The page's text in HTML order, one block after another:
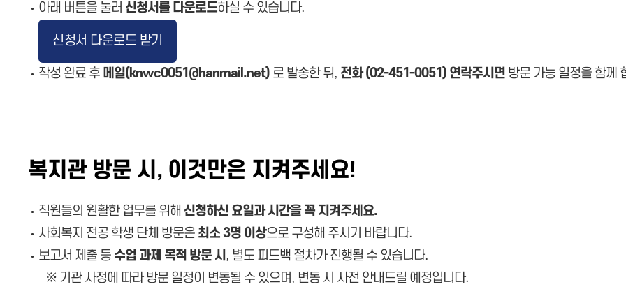
아래 버튼을 눌러 신청서를 다운로드하실 수 있습니다.
신청서 다운로드 받기
작성 완료 후 메일(knwc0051@hanmail.net) 로 발송한 뒤, 전화 (02-451-0051) 연락주시면 방문 가능 일정을 함께
복지관 방문 시, 이것만은 지켜주세요!
직원들의 원활한 업무를 위해 신청하신 요일과 시간을 꼭 지켜주세요.
사회복지 전공 학생 단체 방문은 최소 3명 이상으로 구성해 주시기 바랍니다.
보고서 제출 등 수업 과제 목적 방문 시 , 별도 피드백 절차가 진행될 수 있습니다.
※ 기관 사정에 따라 방문 일정이 변동될 수 있으며, 변동 시 사전 안내드릴 예정입니다.